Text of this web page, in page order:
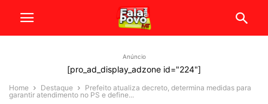
Anúncio
[pro_ad_display_adzone id="224"]
Home Destaque
Prefeito atualiza decreto, determina medidas para
garantir atendimento no PS e define...